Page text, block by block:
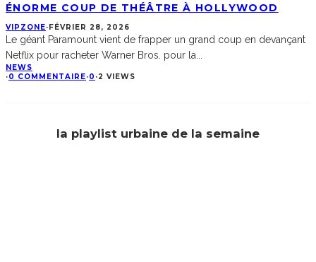
ÉNORME COUP DE THÉÂTRE À HOLLYWOOD
VIPZONE· FÉVRIER 28, 2026
Le géant Paramount vient de frapper un grand coup en devançant
Netflix pour racheter Warner Bros. pour la
NEWS
·0 COMMENTAIRE·0 ·2 VIEWS
la playlist urbaine de la semaine